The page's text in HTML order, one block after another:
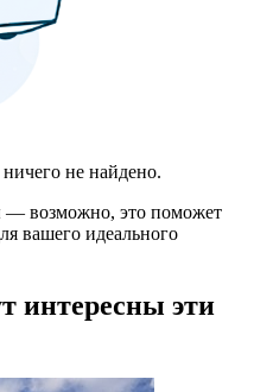
не найдено.
— возможно, это поможет
вашего идеального
интересны эти